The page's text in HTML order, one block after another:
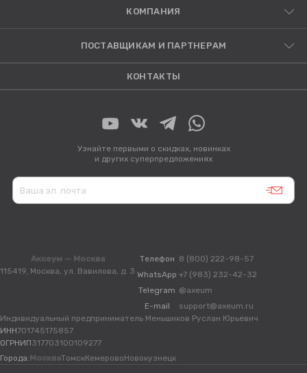
КОМПАНИЯ
ПОСТАВЩИКАМ И ПАРТНЕРАМ
КОНТАКТЫ
Узнайте первыми о скидках, новинках
и других суперпредложениях
Аксеум — Москва
115419, Москва, ул. Вавилова, д. 3
Телефон 8 (800) 222-98-57
WhatsApp +7 (983) 232-42-32
Telegram @axeum
E-mail
support@axeum.ru
Индивидуальный предприниматель Меньшиков Руслан Юрьевич
ИНН701745175857
ОГРНИП317703100109277
Города: МоскваТомскКемеровоНовокузнецк